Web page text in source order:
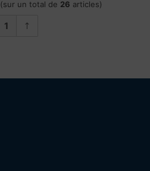
(sur un total de 26 articles)
1